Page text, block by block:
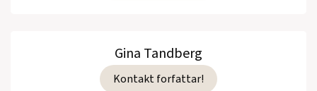
Gina Tandberg
Kontakt forfattar!